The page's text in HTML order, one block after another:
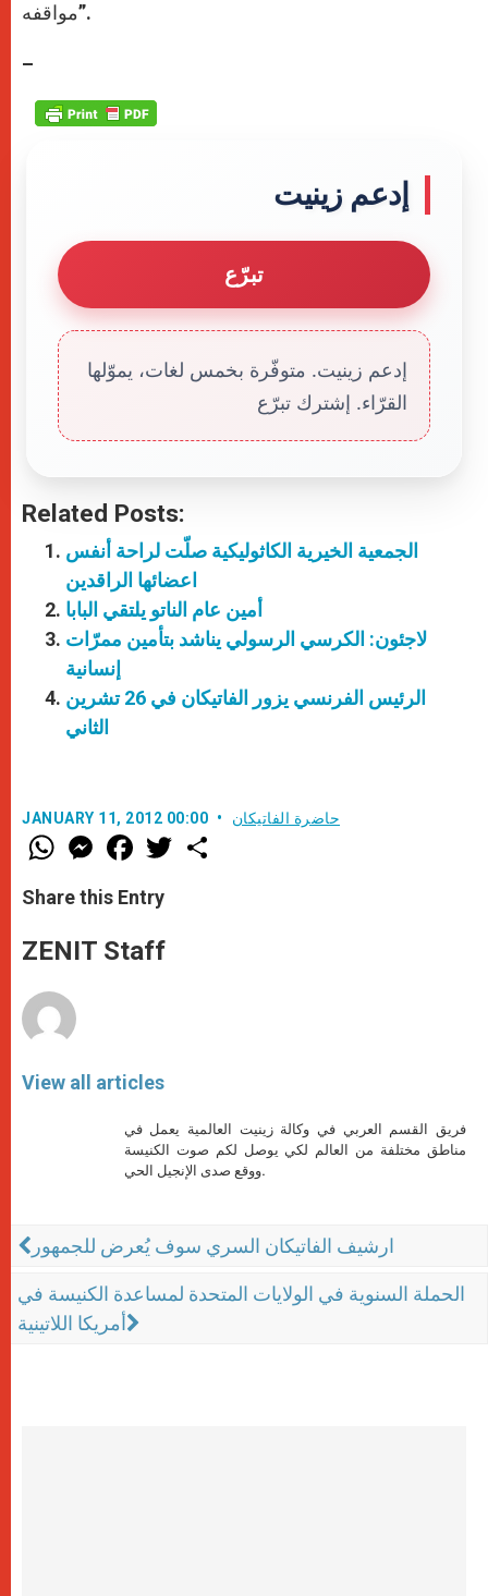
مواقفه”.
–
إدعم زينيت
تبرّع
إدعم زينيت. متوفّرة بخمس لغات، يموّلها
القرّاء. إشترك تبرّع
Related Posts:
الجمعية الخيرية الكاثوليكية صلّت لراحة أنفس
اعضائها الراقدين
أمين عام الناتو يلتقي البابا
لاجئون: الكرسي الرسولي يناشد بتأمين ممرّات
إنسانية
الرئيس الفرنسي يزور الفاتيكان في 26 تشرين
الثاني
JANUARY 11, 2012 00:00 حاضرة الفاتيكان
W
h
t
s
p
p
M
e
s
e
g
e
F
a
e
b
o
k
w
Share this Entry
ZENIT Staff
View all articles
فريق القسم العربي في وكالة زينيت العالمية يعمل في
مناطق مختلفة من العالم لكي يوصل لكم صوت الكنيسة
ووقع صدى الإنجيل الحي.
ارشيف الفاتيكان السري سوف يُعرض للجمهور
الحملة السنوية في الولايات المتحدة لمساعدة الكنيسة في
أمريكا اللاتينية